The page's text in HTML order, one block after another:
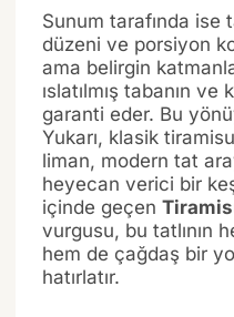
Sunum tarafında ise
düzeni ve porsiyon
ama belirgin
ıslatılmış tabanın ve
garanti eder. Bu
Yukarı, klasik
liman, modern tat
heyecan verici bir
içinde geçen
vurgusu, bu tatlının
hem de çağdaş bir
hatırlatır.